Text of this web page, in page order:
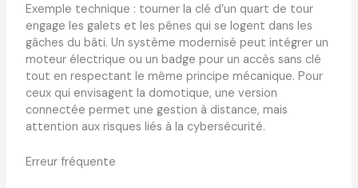
Exemple technique : tourner la clé d’un quart de tour
engage les galets et les pênes qui se logent dans les
gâches du bâti. Un système modernisé peut intégrer un
moteur électrique ou un badge pour un accès sans clé
tout en respectant le même principe mécanique. Pour
ceux qui envisagent la domotique, une version
connectée permet une gestion à distance, mais
attention aux risques liés à la cybersécurité.
Erreur fréquente